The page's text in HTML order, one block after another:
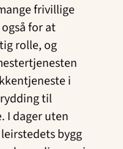
frivillige
for at
rolle, og
i
til
I dager uten
bygg